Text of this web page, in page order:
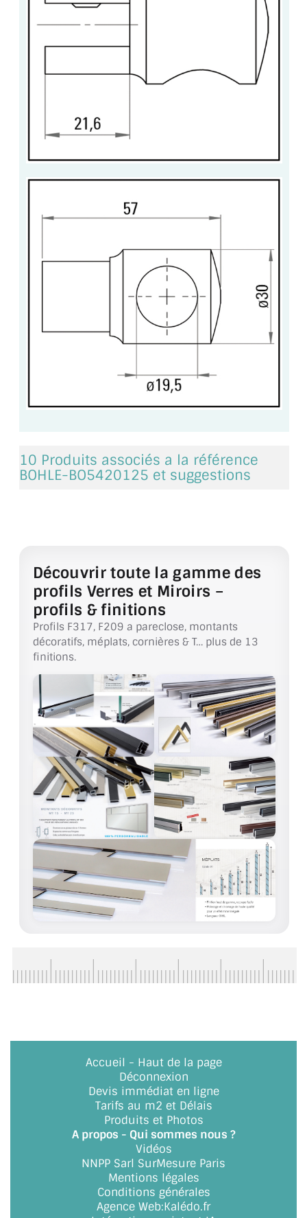
VERRE ANTI-REFLET
VERRE FEUILLETÉ/TREMPÉ
PORTE EN VERRE
VERRIÈRE TYPE ATELIER
PLEXIGLAS PMMA
ACCESSOIRES & QUINCAILLERIE
VITRINE EN VERRE
BOUTONS ET POIGNÉES
BARRES DE STABILISATION
JOINTS D'ÉTANCHÉITÉS
SYSTÈMES PIVOTANTS
SYSTÈMES COULISSANTS
LE CATALOGUE ACCESSOIRES
(STROMBINOSCOPE)
ACCESSOIRES EN PROMOTIONS
EXEMPLES, RÉALISATIONS, INSPIRATIONS
NUANCIER RAL
COMMENT COUPER DU VERRE ?
A PROPOS DE LA LIVRAISON
NOUS TROUVER - BUC 78
NOUS CONTACTER
10 Produits associés a la référence
BOHLE-BO5420125 et suggestions
Découvrir toute la gamme des
profils Verres et Miroirs –
profils & finitions
Profils F317, F209 a pareclose, montants
décoratifs, méplats, cornières & T… plus de 13
finitions.
Accueil - Haut de la page
Déconnexion
Devis immédiat en ligne
Tarifs au m2 et Délais
Produits et Photos
A propos - Qui sommes nous ?
Vidéos
NNPP Sarl SurMesure Paris
Mentions légales
Conditions générales
Agence Web:Kalédo.fr